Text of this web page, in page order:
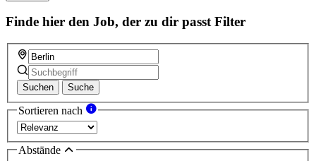
Finde hier den Job, der zu dir passt Filter
Suchen Suche
Sortieren nach
Abstände